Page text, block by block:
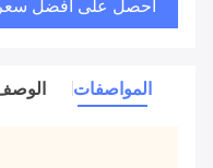
احصل على افضل سعر
المواصفات